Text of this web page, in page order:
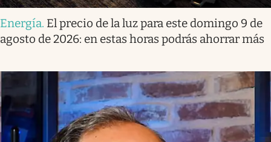
Energía. El precio de la luz para este domingo 9 de
agosto de 2026: en estas horas podrás ahorrar más